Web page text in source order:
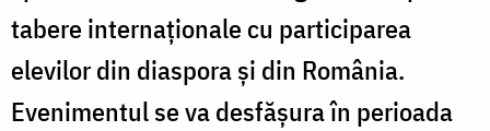
tabere internaționale cu participarea
elevilor din diaspora și din România.
Evenimentul se va desfășura în perioada